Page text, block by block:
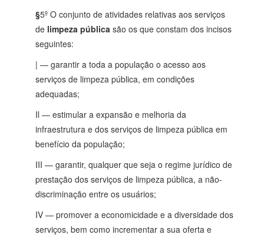
§5º O conjunto de atividades relativas aos serviços
de limpeza pública são os que constam dos incisos
seguintes:
| — garantir a toda a população o acesso aos
serviços de limpeza pública, em condições
adequadas;
Il — estimular a expansão e melhoria da
infraestrutura e dos serviços de limpeza pública em
benefício da população;
III — garantir, qualquer que seja o regime jurídico de
prestação dos serviços de limpeza pública, a não-
discriminação entre os usuários;
IV — promover a economicidade e a diversidade dos
serviços, bem como incrementar a sua oferta e